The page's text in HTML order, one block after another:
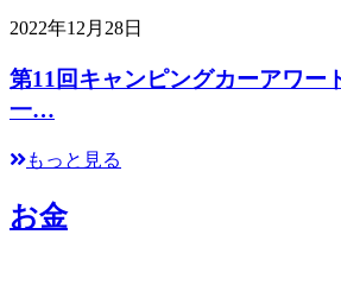
2022年12月28日
第11回キャンピングカーアワー
一…
もっと見る
お金